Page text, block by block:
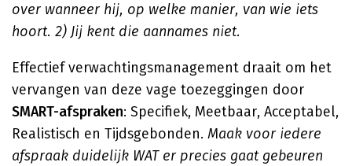
over wanneer hij, op welke manier, van wie iets
hoort. 2) Jij kent die aannames niet.
Effectief verwachtingsmanagement draait om het
vervangen van deze vage toezeggingen door
SMART-afspraken: Specifiek, Meetbaar, Acceptabel,
Realistisch en Tijdsgebonden. Maak voor iedere
afspraak duidelijk WAT er precies gaat gebeuren